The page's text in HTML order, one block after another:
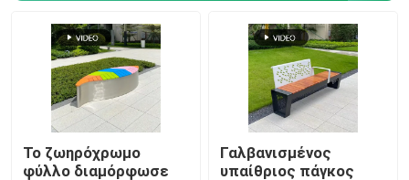
Το ζωηρόχρωμο
φύλλο διαμόρφωσε
Γαλβανισμένος
υπαίθριος πάγκος